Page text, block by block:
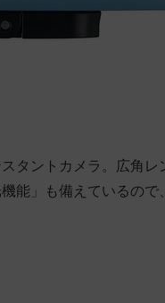
タントカメラ。広角
能」も備えているの